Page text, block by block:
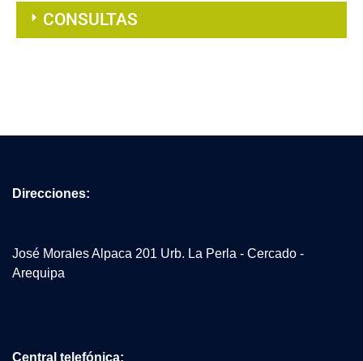
CONSULTAS
Direcciones:
José Morales Alpaca 201 Urb. La Perla - Cercado -
Arequipa
Central telefónica: